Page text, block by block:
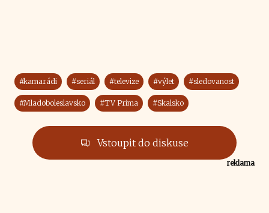
#kamarádi #seriál #televize #výlet #sledovanost
#Mladoboleslavsko #TV Prima #Skalsko
Vstoupit do diskuse
reklama